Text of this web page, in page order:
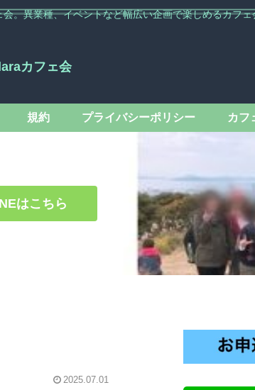
。異業種、イベントなど幅広い企画で楽しめるカフェ
カフェ会
規約 プライバシーポリシー カフ
はこちら
2025.07.01